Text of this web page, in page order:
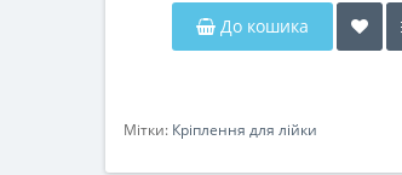
До кошика
Мітки: Кріплення для лійки